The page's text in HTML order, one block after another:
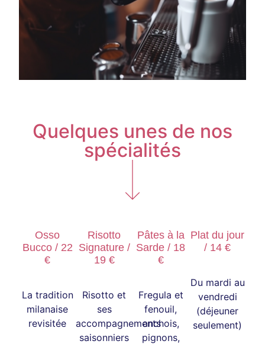
Quelques unes de nos
spécialités
Osso
Bucco / 22
€
La tradition
milanaise
revisitée
Risotto
Signature /
19 €
Risotto et
ses
accompagnements
saisonniers
Pâtes à la
Sarde / 18
€
Fregula et
fenouil,
anchois,
pignons,
Plat du jour
/ 14 €
Du mardi au
vendredi
(déjeuner
seulement)